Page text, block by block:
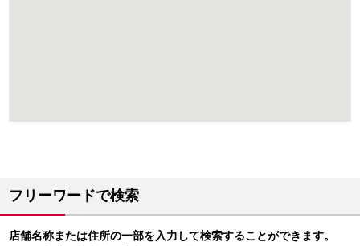
フリーワードで検索
店舗名称または住所の一部を入力して検索することができます。